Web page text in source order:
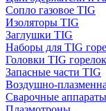
Сопло газовое TIG
Изоляторы TIG
Заглушки TIG
Наборы для TIG
Головки TIG горелок
Запасные части TIG
Воздушно-
Сварочные